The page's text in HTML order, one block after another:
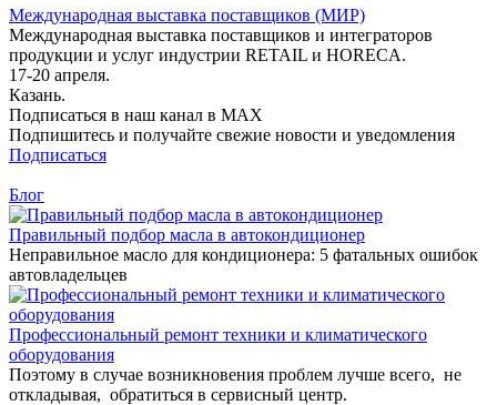
Международная выставка поставщиков (МИР)
Международная выставка поставщиков и интеграторов
продукции и услуг индустрии RETAIL и HORECA.
17-20 апреля.
Казань.
Подписаться в наш канал в MAX
Подпишитесь и получайте свежие новости и уведомления
Подписаться
Блог
Правильный подбор масла в автокондиционер
Неправильное масло для кондиционера: 5 фатальных ошибок
автовладельцев
Профессиональный ремонт техники и климатического
оборудования
Поэтому в случае возникновения проблем лучше всего, не
откладывая, обратиться в сервисный центр.